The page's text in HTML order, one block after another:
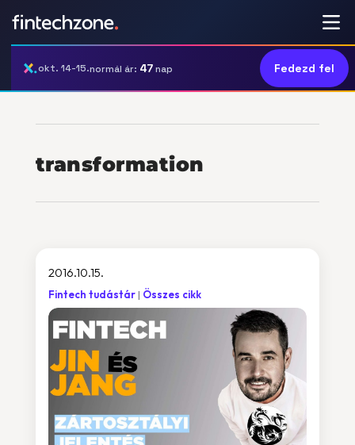
okt. 14-15.normál ár: 47nap Fedezd fel
transformation
2016.10.15.
Fintech tudástár Összes cikk